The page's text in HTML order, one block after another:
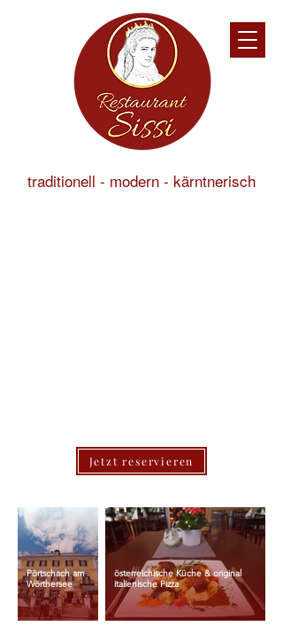
traditionell - modern - kärntnerisch
Jetzt reservieren
Pörtschach am
Wörthersee
österreichische Küche & original
italienische Pizza